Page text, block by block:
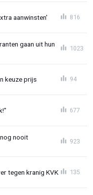
aanwinsten' 816
gaan uit hun
1023
keuze prijs 94
677
nooit
923
tegen kranig KVK 135